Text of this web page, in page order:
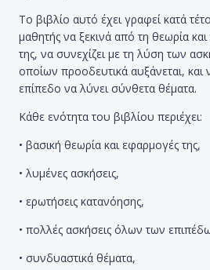
Το βιβλίο αυτό έχει γραφεί κατά
μαθητής να ξεκινά από τη θεωρία
της, να συνεχίζει με τη λύση των
οποίων προοδευτικά αυξάνεται, και
επίπεδο να λύνει σύνθετα θέματα.
Κάθε ενότητα του βιβλίου περιέχει:
• βασική θεωρία και εφαρμογές της,
• λυμένες ασκήσεις,
• ερωτήσεις κατανόησης,
• πολλές ασκήσεις όλων των
• συνδυαστικά θέματα,